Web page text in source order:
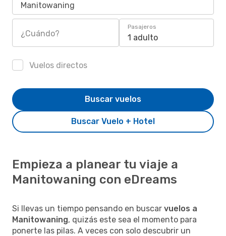
Manitowaning
¿Cuándo?
Pasajeros
1 adulto
Vuelos directos
Buscar Vuelo + Hotel
Buscar vuelos
Empieza a planear tu viaje a
Manitowaning con eDreams
Si llevas un tiempo pensando en buscar vuelos a
Manitowaning, quizás este sea el momento para
ponerte las pilas. A veces con solo descubrir un